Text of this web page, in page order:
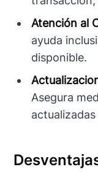
Atención al
ayuda
disponible.
Asegura